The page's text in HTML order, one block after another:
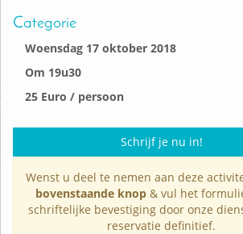
Categorie
Woensdag 17 oktober 2018
Om 19u30
25 Euro / persoon
Schrijf je nu in!
Wenst u deel te nemen aan deze
bovenstaande knop & vul het
schriftelijke bevestiging door onze
reservatie definitief.